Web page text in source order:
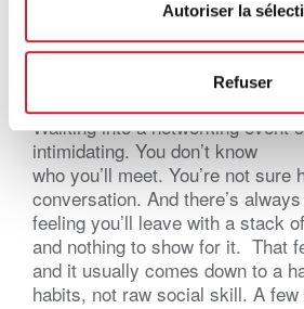
Autoriser la
Refuser
Practical Tips for
(BNI Global)
Walking into a networking event
intimidating. You don’t know
who you’ll meet. You’re not sure
conversation. And there’s
feeling you’ll leave with a stack
and nothing to show for it. That
and it usually comes down to a
habits, not raw social skill. A